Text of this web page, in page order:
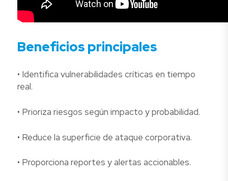
Beneficios principales
• Identifica vulnerabilidades críticas en tiempo
real.
• Prioriza riesgos según impacto y probabilidad.
• Reduce la superficie de ataque corporativa.
• Proporciona reportes y alertas accionables.